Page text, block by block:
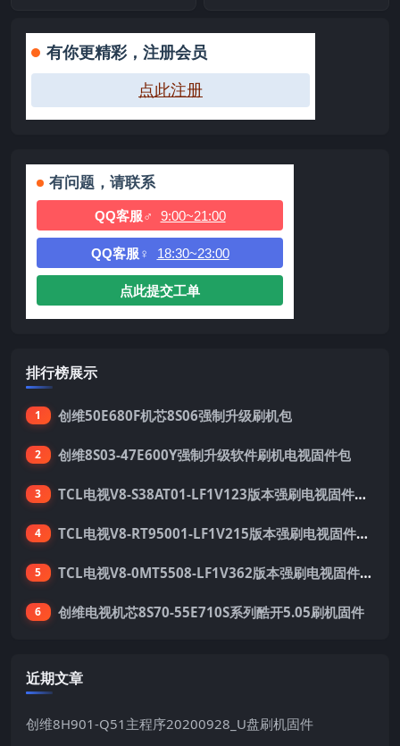
有你更精彩，注册会员
点此注册
有问题，请联系
QQ客服♂ 9:00~21:00
QQ客服♀ 18:30~23:00
点此提交工单
排行榜展示
1 创维50E680F机芯8S06强制升级刷机包
2 创维8S03-47E600Y强制升级软件刷机电视固件包
3 TCL电视V8-S38AT01-LF1V123版本强刷电视固件包下载
4 TCL电视V8-RT95001-LF1V215版本强刷电视固件包下载
5 TCL电视V8-0MT5508-LF1V362版本强刷电视固件包下载
6 创维电视机芯8S70-55E710S系列酷开5.05刷机固件
近期文章
创维8H901-Q51主程序20200928_U盘刷机固件